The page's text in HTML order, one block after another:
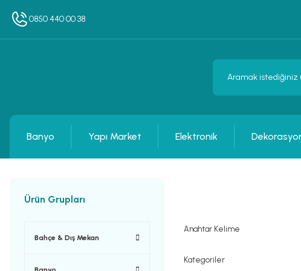
0850 440 00 38
Banyo Yapı Market Elektronik
Ürün Grupları
Bahçe & Dış Mekan
Anahtar Kelime
Kategoriler